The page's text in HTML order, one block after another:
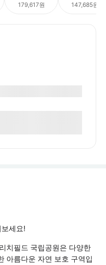
179,617원 147,685원
세요!
치필드 국립공원은 다양한
아름다운 자연 보호 구역입